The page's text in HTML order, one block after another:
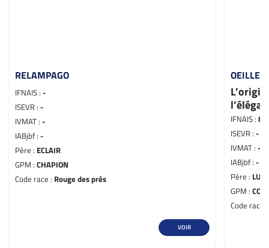
RELAMPAGO
IFNAIS : -
ISEVR : -
IVMAT : -
IABjbf : -
Père : ECLAIR
GPM : CHAPION
Code race : Rouge des prés
VOIR
OEILLET
IFNAIS :89
ISEVR :-
IVMAT :-
IABjbf :-
Père :
GPM :
Code race